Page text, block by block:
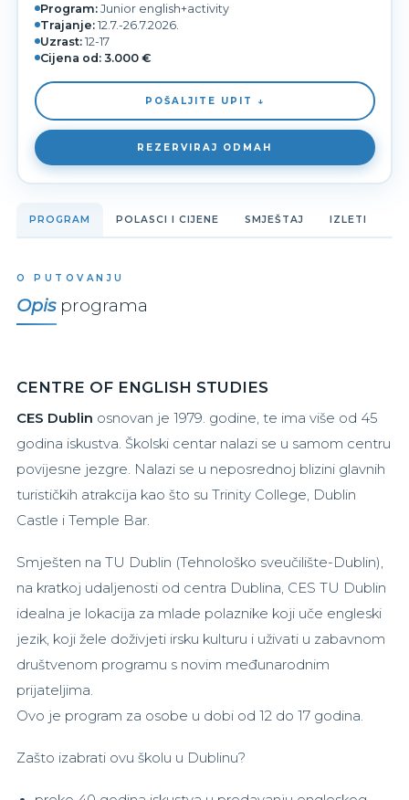
Program:Junior english+activity
Trajanje:12.7.-26.7.2026.
Uzrast:12-17
Cijena od: 3.000 €
POŠALJITE UPIT ↓
REZERVIRAJ ODMAH
PROGRAM POLASCI I CIJENE SMJEŠTAJ IZLETI
O PUTOVANJU
Opisprograma
CENTRE OF ENGLISH STUDIES
CES Dublin osnovan je 1979. godine, te ima više od 45
godina iskustva. Školski centar nalazi se u samom centru
povijesne jezgre. Nalazi se u neposrednoj blizini glavnih
turističkih atrakcija kao što su Trinity College, Dublin
Castle i Temple Bar.
Smješten na TU Dublin (Tehnološko sveučilište-Dublin),
na kratkoj udaljenosti od centra Dublina, CES TU Dublin
idealna je lokacija za mlade polaznike koji uče engleski
jezik, koji žele doživjeti irsku kulturu i uživati u zabavnom
društvenom programu s novim međunarodnim
prijateljima.
Ovo je program za osobe u dobi od 12 do 17 godina.
Zašto izabrati ovu školu u Dublinu?